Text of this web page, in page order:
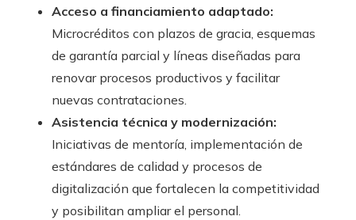
Acceso a financiamiento adaptado:
Microcréditos con plazos de gracia, esquemas
de garantía parcial y líneas diseñadas para
renovar procesos productivos y facilitar
nuevas contrataciones.
Asistencia técnica y modernización:
Iniciativas de mentoría, implementación de
estándares de calidad y procesos de
digitalización que fortalecen la competitividad
y posibilitan ampliar el personal.